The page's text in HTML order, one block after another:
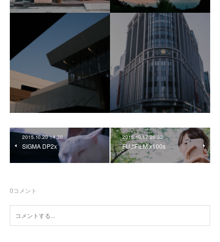
2015.10.20 14:30
SIGMA DP2x
2015.10.17 20:32
FUJIFILM x100s
0コメント